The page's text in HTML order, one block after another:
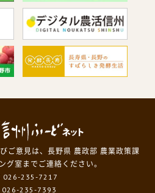
ご意見は、長野県 農政部 農業政策課
グ室までご連絡ください。
026-235-7217
026-235-7393